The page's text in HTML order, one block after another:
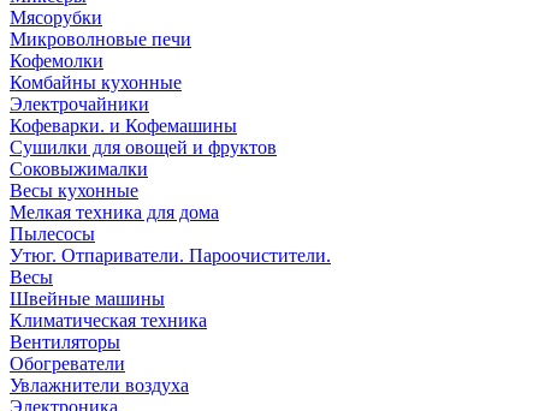
Мясорубки
Микроволновые печи
Кофемолки
Комбайны кухонные
Электрочайники
Кофеварки. и Кофемашины
Сушилки для овощей и фруктов
Соковыжималки
Весы кухонные
Мелкая техника для дома
Пылесосы
Утюг. Отпариватели. Пароочистители.
Весы
Швейные машины
Климатическая техника
Вентиляторы
Обогреватели
Увлажнители воздуха
Электроника